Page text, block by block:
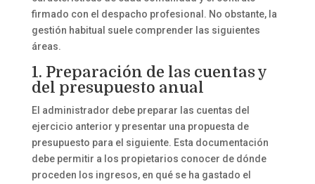
firmado con el despacho profesional. No obstante, la
gestión habitual suele comprender las siguientes
áreas.
1. Preparación de las cuentas y
del presupuesto anual
El administrador debe preparar las cuentas del
ejercicio anterior y presentar una propuesta de
presupuesto para el siguiente. Esta documentación
debe permitir a los propietarios conocer de dónde
proceden los ingresos, en qué se ha gastado el